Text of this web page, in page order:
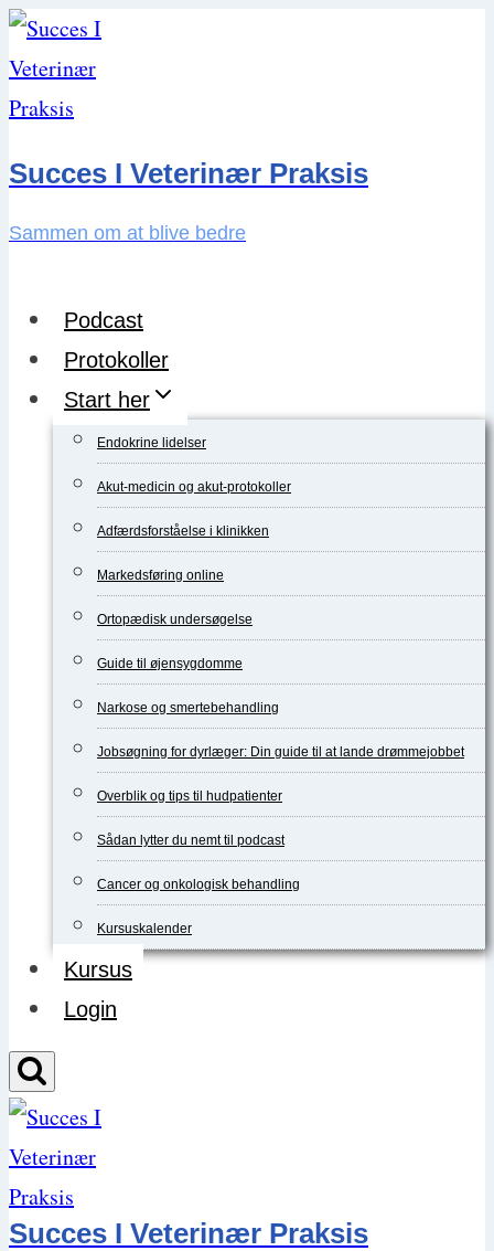
Skip
to
content
Succes I Veterinær Praksis
Sammen om at blive bedre
Podcast
Protokoller
Start her
Endokrine lidelser
Akut-medicin og akut-protokoller
Adfærdsforståelse i klinikken
Markedsføring online
Ortopædisk undersøgelse
Guide til øjensygdomme
Narkose og smertebehandling
Jobsøgning for dyrlæger: Din guide til at lande drømmejobbet
Overblik og tips til hudpatienter
Sådan lytter du nemt til podcast
Cancer og onkologisk behandling
Kursuskalender
Kursus
Login
Succes I Veterinær Praksis